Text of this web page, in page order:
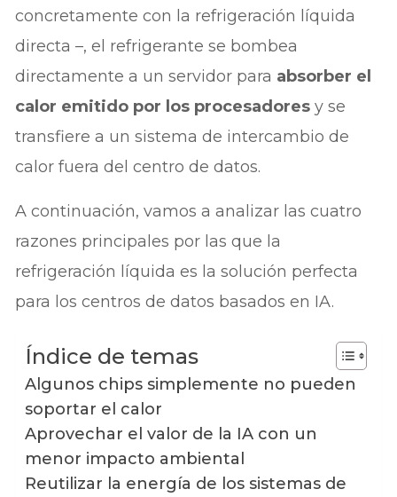
concretamente con la refrigeración líquida
directa –, el refrigerante se bombea
directamente a un servidor para absorber el
calor emitido por los procesadores y se
transfiere a un sistema de intercambio de
calor fuera del centro de datos.
A continuación, vamos a analizar las cuatro
razones principales por las que la
refrigeración líquida es la solución perfecta
para los centros de datos basados en IA.
Índice de temas
Algunos chips simplemente no pueden
soportar el calor
Aprovechar el valor de la IA con un
menor impacto ambiental
Reutilizar la energía de los sistemas de